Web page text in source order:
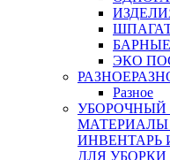
ЭКО
РАЗНОЕ
Разное
УБОРОЧНЫЙ
МАТЕРИАЛЫ
ИНВЕНТАРЬ
ДЛЯ УБОРКИ